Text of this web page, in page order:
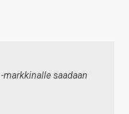
markkinalle saadaan